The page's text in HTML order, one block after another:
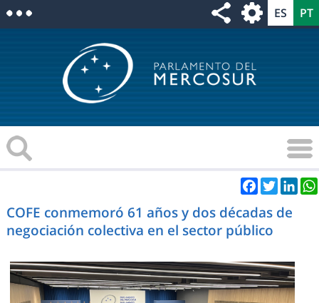
Facebook
Twitter
COFE conmemoró 61 años y dos décadas de
negociación colectiva en el sector público